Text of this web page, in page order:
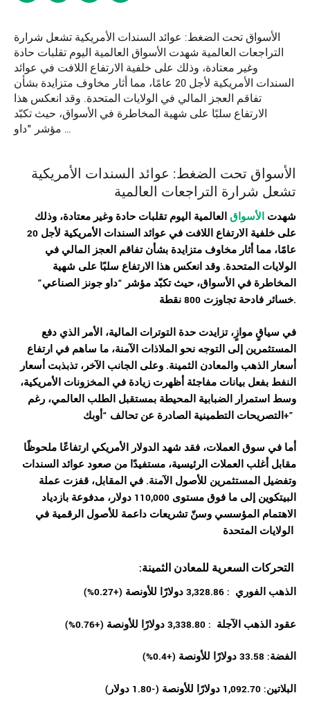
الأسواق تحت الضغط: عوائد السندات الأمريكية تشعل شرارة
التراجعات العالمية شهدت الأسواق العالمية اليوم تقلبات حادة
وغير معتادة، وذلك على خلفية الارتفاع اللافت في عوائد
السندات الأمريكية لأجل 20 عامًا، مما أثار مخاوف متزايدة بشأن
تفاقم العجز المالي في الولايات المتحدة. وقد انعكس هذا
الارتفاع سلبًا على شهية المخاطرة في الأسواق، حيث تكبّد
مؤشر "داو …
الأسواق تحت الضغط: عوائد السندات الأمريكية
تشعل شرارة التراجعات العالمية
شهدت الأسواق العالمية اليوم تقلبات حادة وغير معتادة، وذلك
على خلفية الارتفاع اللافت في عوائد السندات الأمريكية لأجل 20
عامًا، مما أثار مخاوف متزايدة بشأن تفاقم العجز المالي في
الولايات المتحدة. وقد انعكس هذا الارتفاع سلبًا على شهية
المخاطرة في الأسواق، حيث تكبّد مؤشر “داو جونز الصناعي”
خسائر فادحة تجاوزت 800 نقطة.
في سياقٍ موازٍ، تزايدت حدة التوترات المالية، الأمر الذي دفع
المستثمرين إلى التوجه نحو الملاذات الآمنة، ما ساهم في ارتفاع
أسعار الذهب والمعادن الثمينة. وعلى الجانب الآخر، تذبذبت أسعار
النفط بفعل بيانات مفاجئة أظهرت زيادة في المخزونات الأمريكية،
وسط استمرار الضبابية المحيطة بمستقبل الطلب العالمي، رغم
التصريحات التطمينية الصادرة عن تحالف “أوبك+”
أما في سوق العملات، فقد شهد الدولار الأمريكي ارتفاعًا ملحوظًا
مقابل أغلب العملات الرئيسية، مستفيدًا من صعود عوائد السندات
وتفضيل المستثمرين للأصول الآمنة. في المقابل، قفزت عملة
البيتكوين إلى ما فوق مستوى 110,000 دولار، مدفوعة بازدياد
الاهتمام المؤسسي وسنّ تشريعات داعمة للأصول الرقمية في
الذهب الفوري : 3,328.86 دولارًا للأونصة (+0.27%)
عقود الذهب الآجلة : 3,338.80 دولارًا للأونصة (+0.76%)
الفضة: 33.58 دولارًا للأونصة (+0.4%)
البلاتين: 1,092.70 دولارًا للأونصة (-1.80 دولار)